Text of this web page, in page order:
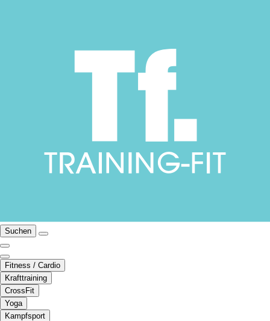
Suchen
Fitness / Cardio
Krafttraining
CrossFit
Yoga
Kampfsport